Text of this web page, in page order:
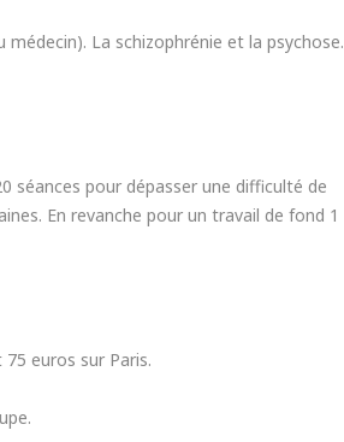
médecin). La schizophrénie et la psychose.
séances pour dépasser une difficulté de
En revanche pour un travail de fond 1
euros sur Paris.